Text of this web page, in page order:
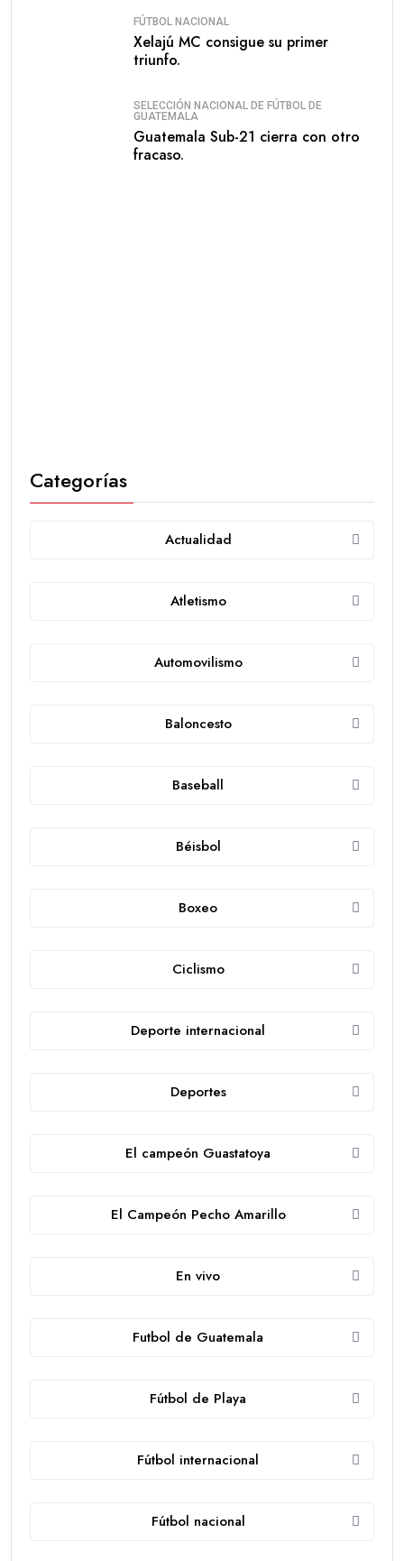
FÚTBOL NACIONAL
Xelajú MC consigue su primer
triunfo.
SELECCIÓN NACIONAL DE FÚTBOL DE
GUATEMALA
Guatemala Sub-21 cierra con otro
fracaso.
Categorías
Actualidad
Atletismo
Automovilismo
Baloncesto
Baseball
Béisbol
Boxeo
Ciclismo
Deporte internacional
Deportes
El campeón Guastatoya
El Campeón Pecho Amarillo
En vivo
Futbol de Guatemala
Fútbol de Playa
Fútbol internacional
Fútbol nacional